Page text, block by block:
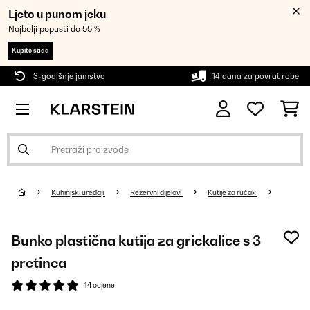
Ljeto u punom jeku
Najbolji popusti do 55 %
Kupite sada
3-godišnje jamstvo 14 dana za povrat robe
Kuhinjski uređaji Rezervni dijelovi Kutije za ručak
Bunko plastična kutija za grickalice s 3
pretinca
14 ocjene